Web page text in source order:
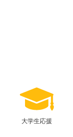
大学生応援